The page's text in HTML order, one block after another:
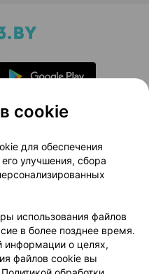
проекта
маркетинг
Доставка
Партнеры
103.by
cookie
для обеспечения
улучшения, сбора
использования файлов
в более позднее время.
информации о целях,
файлов cookie вы